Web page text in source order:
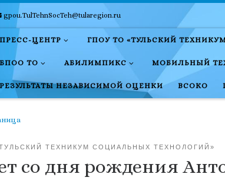
gpou.TulTehnSocTeh@tularegion.ru
ПРЕСС-ЦЕНТР ГПОУ ТО «ТУЛЬСКИЙ
БПОО ТО АБИЛИМПИКС МОБИЛЬНЫЙ
РЕЗУЛЬТАТЫ НЕЗАВИСИМОЙ ОЦЕНКИ ВСОКО
ТЕХНИКУМ СОЦИАЛЬНЫХ ТЕХНОЛОГИЙ»
со дня рождения